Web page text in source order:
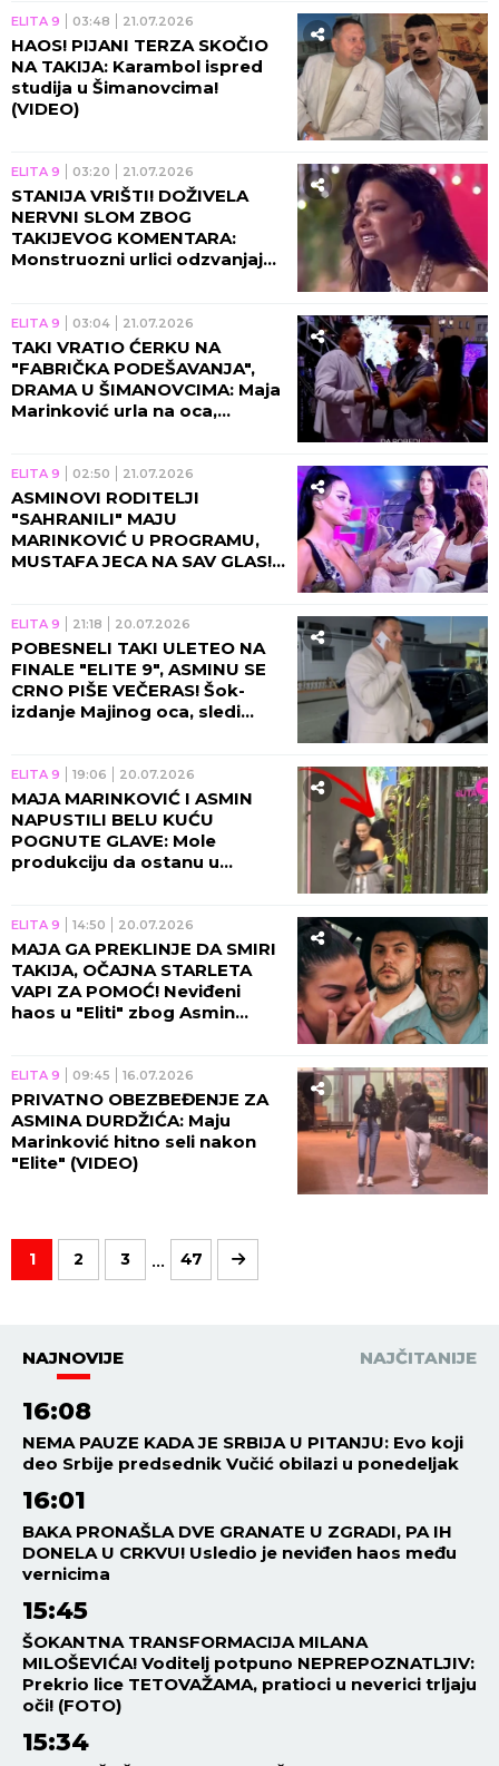
ELITA 9 03:48 21.07.2026
HAOS! PIJANI TERZA SKOČIO
NA TAKIJA: Karambol ispred
studija u Šimanovcima!
(VIDEO)
ELITA 9 03:20 21.07.2026
STANIJA VRIŠTI! DOŽIVELA
NERVNI SLOM ZBOG
TAKIJEVOG KOMENTARA:
Monstruozni urlici odzvanjaju
ELITA 9 03:04 21.07.2026
TAKI VRATIO ĆERKU NA
"FABRIČKA PODEŠAVANJA",
DRAMA U ŠIMANOVCIMA: Maja
Marinković urla na oca,
ELITA 9 02:50 21.07.2026
ASMINOVI RODITELJI
"SAHRANILI" MAJU
MARINKOVIĆ U PROGRAMU,
MUSTAFA JECA NA SAV GLAS!
ELITA 9 21:18 20.07.2026
POBESNELI TAKI ULETEO NA
FINALE "ELITE 9", ASMINU SE
CRNO PIŠE VEČERAS! Šok-
izdanje Majinog oca, sledi
ELITA 9 19:06 20.07.2026
MAJA MARINKOVIĆ I ASMIN
NAPUSTILI BELU KUĆU
POGNUTE GLAVE: Mole
produkciju da ostanu u
ELITA 9 14:50 20.07.2026
MAJA GA PREKLINJE DA SMIRI
TAKIJA, OČAJNA STARLETA
VAPI ZA POMOĆ! Neviđeni
haos u "Eliti" zbog Asmin
ELITA 9 09:45 16.07.2026
PRIVATNO OBEZBEĐENJE ZA
ASMINA DURDŽIĆA: Maju
Marinković hitno seli nakon
"Elite" (VIDEO)
1 2 3 ... 47
NAJNOVIJE NAJČITANIJE
16:08
NEMA PAUZE KADA JE SRBIJA U PITANJU: Evo koji
deo Srbije predsednik Vučić obilazi u ponedeljak
16:01
BAKA PRONAŠLA DVE GRANATE U ZGRADI, PA IH
DONELA U CRKVU! Usledio je neviđen haos među
vernicima
15:45
ŠOKANTNA TRANSFORMACIJA MILANA
MILOŠEVIĆA! Voditelj potpuno NEPREPOZNATLJIV:
Prekrio lice TETOVAŽAMA, pratioci u neverici trljaju
oči! (FOTO)
15:34